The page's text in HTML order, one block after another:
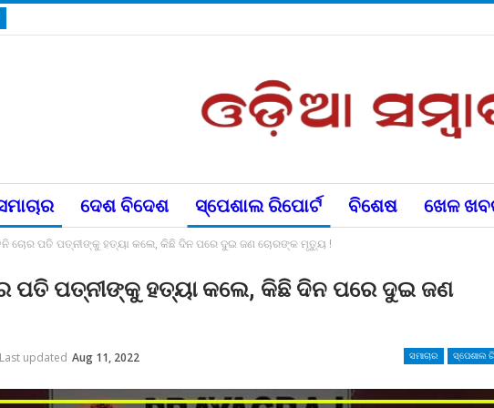
ଦେଶ ବିଦେଶ ସ୍ପେଶାଲ ରିପୋର୍ଟ ବିଶେଷ ଖେଳ
ଚୋର ପତି ପତ୍ନୀଙ୍କୁ ହତ୍ୟା କଲେ, କିଛି ଦିନ ପରେ ଦୁଇ ଜଣ ଚୋରଙ୍କ ମୃତ୍ୟୁ !
ପତି ପତ୍ନୀଙ୍କୁ ହତ୍ୟା କଲେ, କିଛି ଦିନ ପରେ ଦୁଇ ଜଣ
ସମାଚାର ସ୍ପେଶାଲ
Last updated Aug 11, 2022